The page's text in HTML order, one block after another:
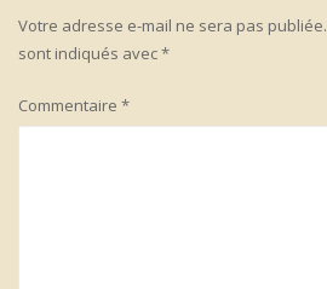
Votre adresse e-mail ne sera pas publiée.
sont indiqués avec*
Commentaire *